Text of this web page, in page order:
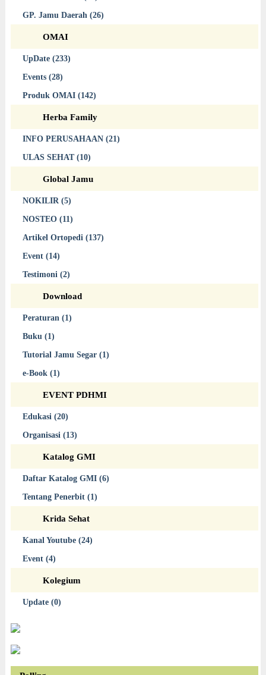
GP. Jamu Daerah (26)
OMAI
UpDate (233)
Events (28)
Produk OMAI (142)
Herba Family
INFO PERUSAHAAN (21)
ULAS SEHAT (10)
Global Jamu
NOKILIR (5)
NOSTEO (11)
Artikel Ortopedi (137)
Event (14)
Testimoni (2)
Download
Peraturan (1)
Buku (1)
Tutorial Jamu Segar (1)
e-Book (1)
EVENT PDHMI
Edukasi (20)
Organisasi (13)
Katalog GMI
Daftar Katalog GMI (6)
Tentang Penerbit (1)
Krida Sehat
Kanal Youtube (24)
Event (4)
Kolegium
Update (0)